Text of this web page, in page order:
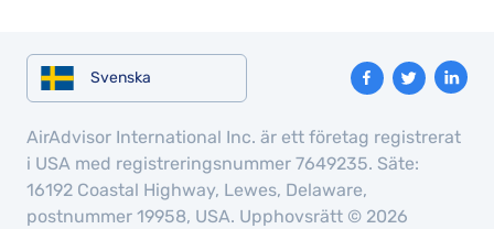
Svenska
AirAdvisor International Inc. är ett företag registrerat
i USA med registreringsnummer 7649235. Säte:
16192 Coastal Highway, Lewes, Delaware,
postnummer 19958, USA. Upphovsrätt © 2026